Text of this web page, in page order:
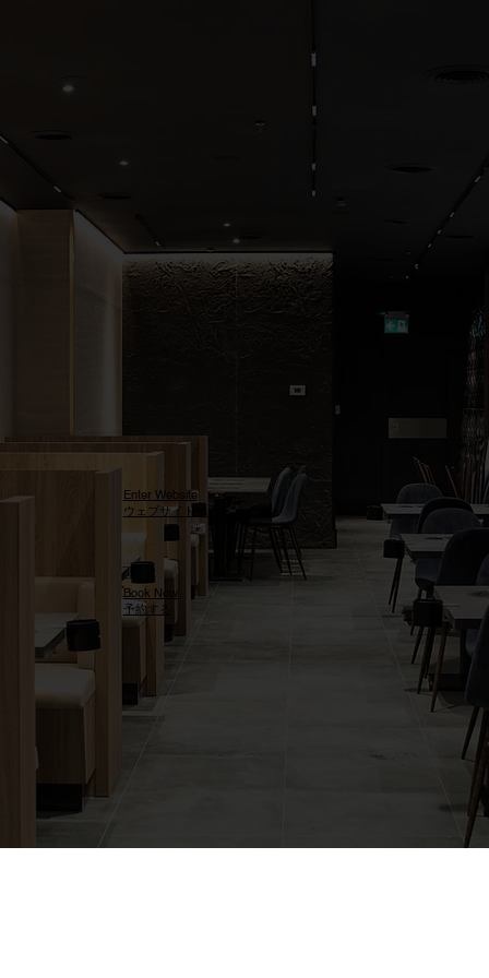
Enter Website
ウェブサイトへ入る
Book Now
予約する